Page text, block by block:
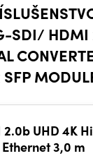
SDI/ HDMI
UHD 4K
Ethernet 3,0 m